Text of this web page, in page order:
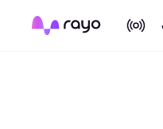
On Air